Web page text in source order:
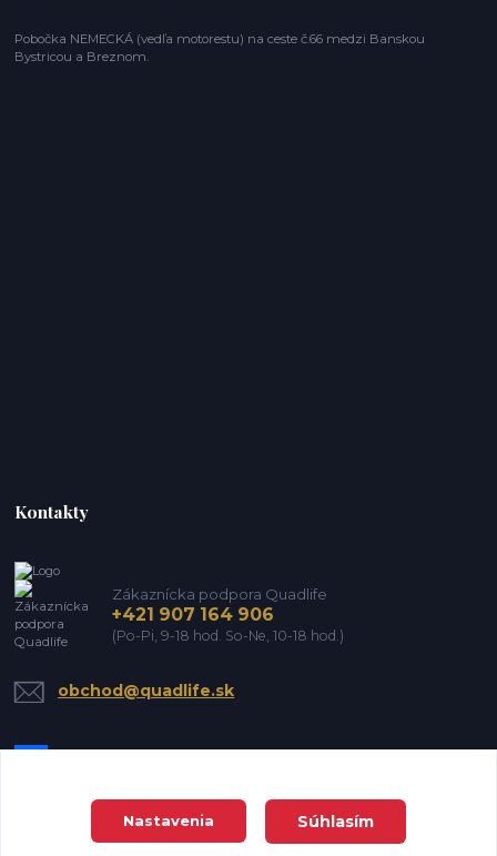
Pobočka NEMECKÁ (vedľa motorestu) na ceste č.66 medzi Banskou
Bystricou a Breznom.
Kontakty
Zákaznícka podpora Quadlife
+421 907 164 906
(Po-Pi, 9-18 hod. So-Ne, 10-18 hod.)
obchod@quadlife.sk
Nastavenia Súhlasím